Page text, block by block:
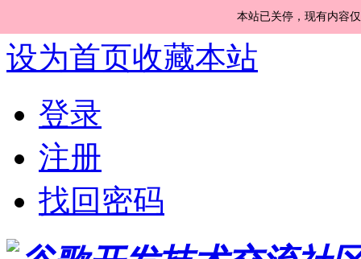
本站已关停，现有内容
设为首页收藏本站
登录
注册
找回密码